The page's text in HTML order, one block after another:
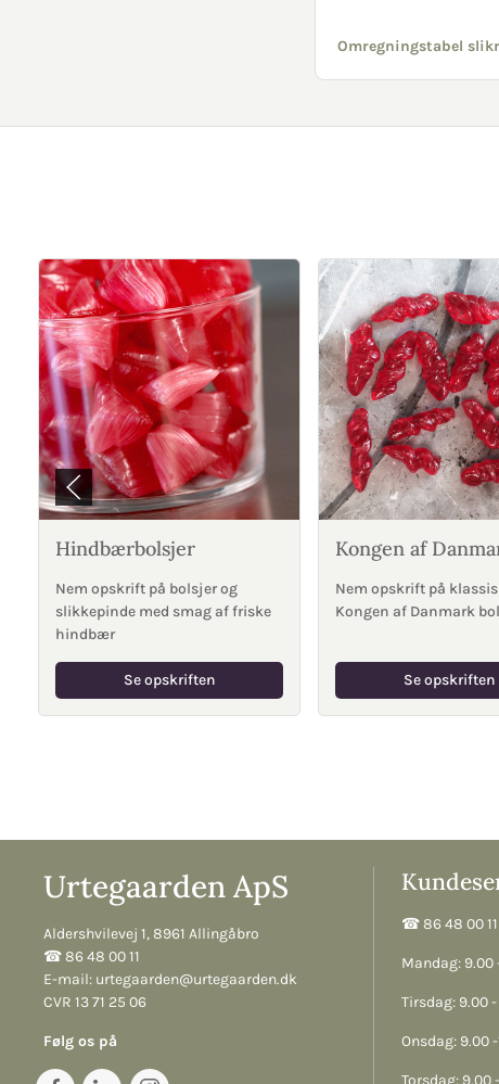
Omregningstabel
Hindbærbolsjer
Nem opskrift på bolsjer og
slikkepinde med smag af friske
hindbær
Se opskriften
Kongen af
Nem opskrift på
Kongen af Danmark
Se opskriften
Urtegaarden ApS
Aldershvilevej 1, 8961 Allingåbro
☎︎ 86 48 00 11
E-mail: urtegaarden@urtegaarden.dk
CVR 13 71 25 06
Følg os på
☎︎ 86 48 00 11
Mandag: 9.00
Tirsdag: 9.00 -
Onsdag: 9.00
Torsdag: 9.00